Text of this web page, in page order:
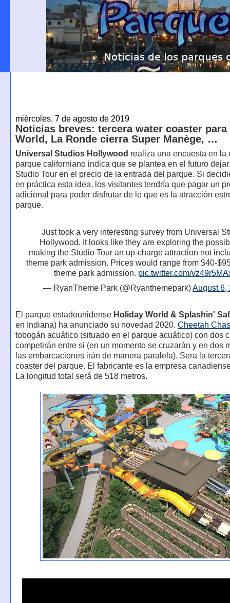
miércoles, 7 de agosto de 2019
Noticias breves: tercera water coaster para
World, La Ronde cierra Super Manège, …
Universal Studios Hollywood realiza una encuesta en la
parque californiano indica que se plantea en el futuro
Studio Tour en el precio de la entrada del parque. Si
en práctica esta idea, los visitantes tendría que pagar un
adicional para poder disfrutar de lo que es la atracción
parque.
Just took a very interesting survey from Universal
Hollywood. It looks like they are exploring the
making the Studio Tour an up-charge attraction not
theme park admission. Prices would range from $40-
theme park admission. pic.twitter.com/
— RyanTheme Park (@Ryanthemepark)August 6,
El parque estadounidense Holiday World & Splashin'
en Indiana) ha anunciado su novedad 2020. Cheetah
tobogán acuático (situado en el parque acuático) con dos
competirán entre si (en un momento se cruzarán y en dos
las embarcaciones irán de manera paralela). Sera la
coaster del parque. El fabricante es la empresa
La longitud total será de 518 metros.